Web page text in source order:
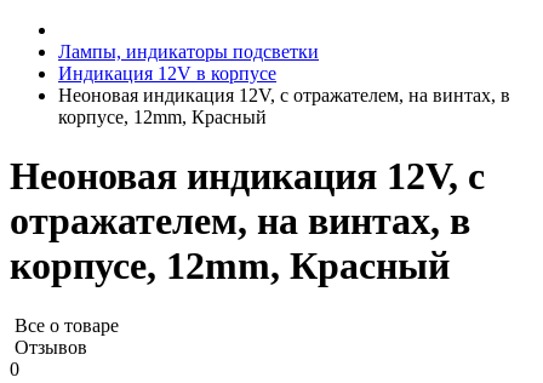
Лампы, индикаторы подсветки
Индикация 12V в корпусе
Неоновая индикация 12V, с отражателем, на винтах, в
корпусе, 12mm, Красный
Неоновая индикация 12V, с
отражателем, на винтах, в
корпусе, 12mm, Красный
Все о товаре
Отзывов
0